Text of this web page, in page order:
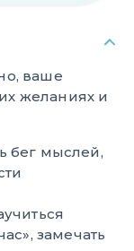
ваше
желаниях и
бег мыслей,
замечать